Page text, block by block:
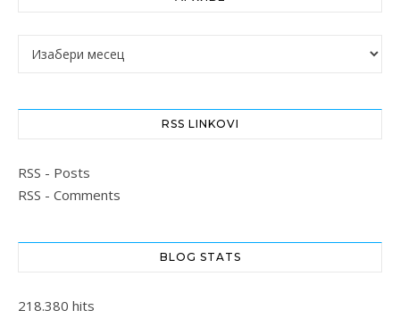
Архиве
RSS LINKOVI
RSS - Posts
RSS - Comments
BLOG STATS
218.380 hits